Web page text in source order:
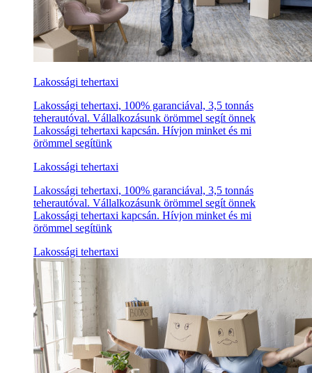
Lakossági tehertaxi
Lakossági tehertaxi, 100% garanciával, 3,5 tonnás
teherautóval. Vállalkozásunk örömmel segít önnek
Lakossági tehertaxi kapcsán. Hívjon minket és mi
örömmel segítünk
Lakossági tehertaxi
Lakossági tehertaxi, 100% garanciával, 3,5 tonnás
teherautóval. Vállalkozásunk örömmel segít önnek
Lakossági tehertaxi kapcsán. Hívjon minket és mi
örömmel segítünk
Lakossági tehertaxi